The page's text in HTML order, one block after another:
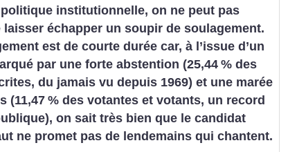
institutionnelle, on ne peut pas
laisser échapper un soupir de soulagement.
est de courte durée car, à l’issue d’un
par une forte abstention (25,44 % des
du jamais vu depuis 1969) et une marée
(11,47 % des votantes et votants, un record
on sait très bien que le candidat
ne promet pas de lendemains qui chantent.